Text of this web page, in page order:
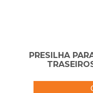
PRESILHA